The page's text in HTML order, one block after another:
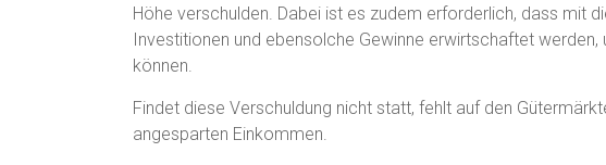
Höhe verschulden. Dabei ist es zudem erforderlich, dass mit
Investitionen und ebensolche Gewinne erwirtschaftet
können.
Findet diese Verschuldung nicht statt, fehlt auf den
angesparten Einkommen.